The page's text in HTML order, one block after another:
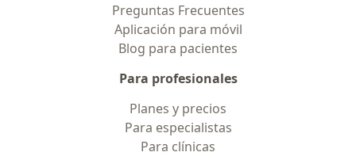
Preguntas Frecuentes
Aplicación para móvil
Blog para pacientes
Para profesionales
Planes y precios
Para especialistas
Para clínicas